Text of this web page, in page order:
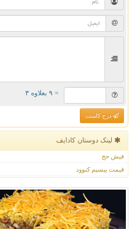
= ۹ بعلاوه ۳
درج کامنت
لینک دوستان كادایف
فیش حج
قیمت بیسیم کنوود